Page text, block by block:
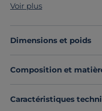
confèrent une
Vous apprécierez son
La collection Arthur est
réversible. Tous les
ou tissu recyclé.
Découvrez toute notre
Voir plus
Dimensions et poids
Composition et
Caractéristiques